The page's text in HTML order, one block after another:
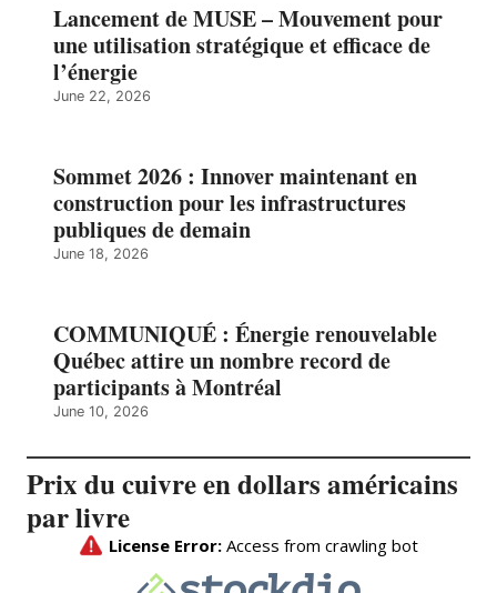
Lancement de MUSE – Mouvement pour
une utilisation stratégique et efficace de
l’énergie
June 22, 2026
Sommet 2026 : Innover maintenant en
construction pour les infrastructures
publiques de demain
June 18, 2026
COMMUNIQUÉ : Énergie renouvelable
Québec attire un nombre record de
participants à Montréal
June 10, 2026
Prix du cuivre en dollars américains
par livre